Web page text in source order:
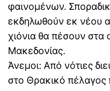
φαινομένων.
εκδηλωθούν εκ νέου
χιόνια θα πέσουν στα
Μακεδονίας.
Άνεμοι: Από νότιες
στο Θρακικό πέλαγος